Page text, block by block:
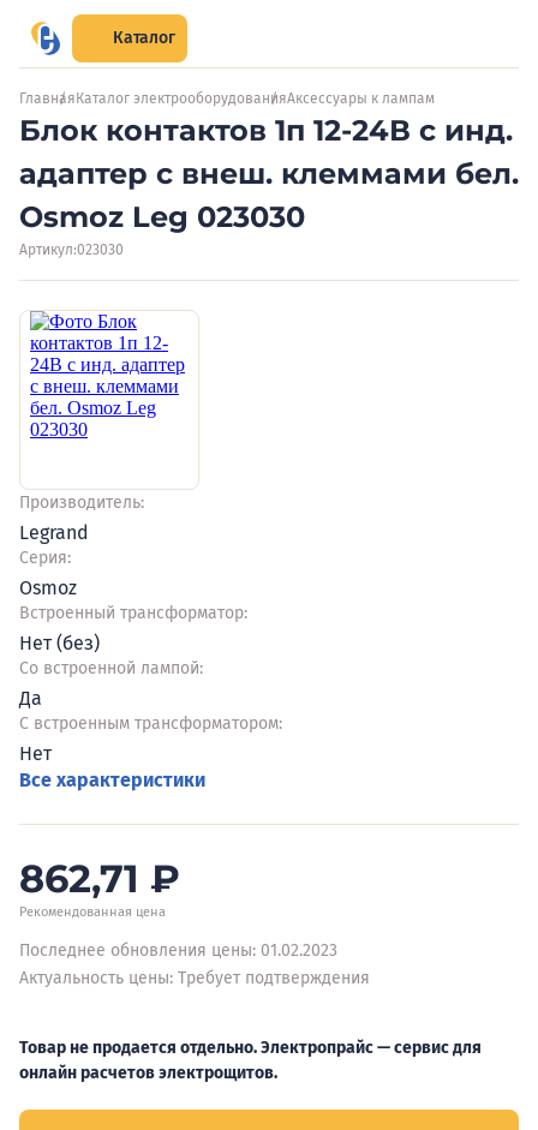
Каталог
Главная Каталог электрооборудованияАксессуары к лампам
Блок контактов 1п 12-24В с инд.
адаптер с внеш. клеммами бел.
Osmoz Leg 023030
Артикул:023030
Производитель:
Legrand
Серия:
Osmoz
Встроенный трансформатор:
Нет (без)
Со встроенной лампой:
Да
С встроенным трансформатором:
Нет
Все характеристики
862,71 ₽
Рекомендованная цена
Последнее обновления цены: 01.02.2023
Актуальность цены: Требует подтверждения
Товар не продается отдельно. Электропрайс — сервис для
онлайн расчетов электрощитов.